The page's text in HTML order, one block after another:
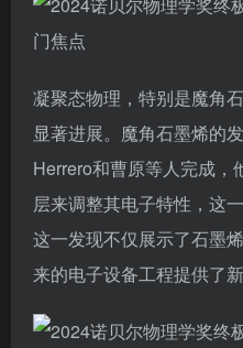
凝聚态物理，特别是魔角
显著进展。魔角石墨烯的
Herrero和曹原等人完成，
层来调整其电子特性，这
这一发现不仅展示了石墨
来的电子设备工程提供了